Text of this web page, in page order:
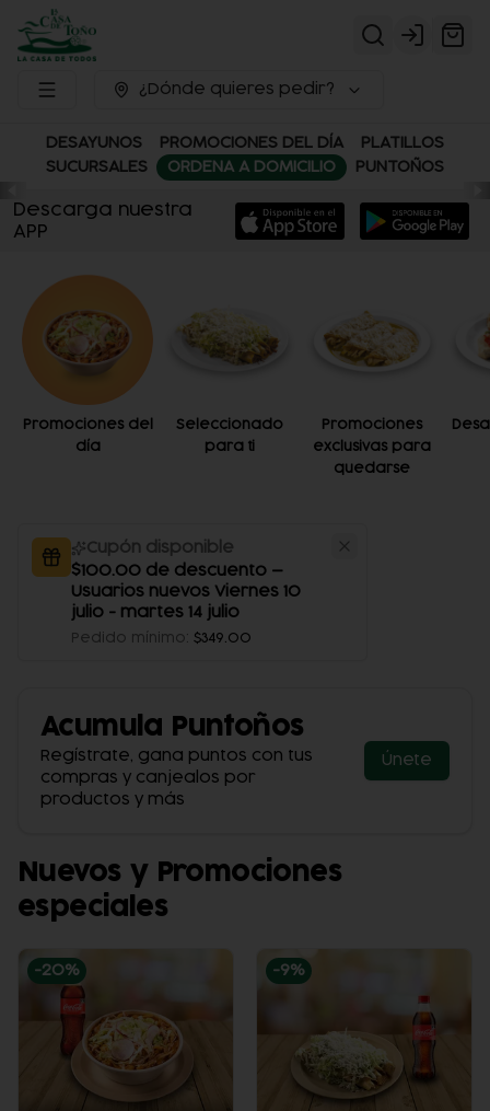
Login
¿Dónde quieres pedir?
DESAYUNOS PROMOCIONES DEL DÍA
PLATILLOS
SUCURSALES
ORDENA A DOMICILIO PUNTOÑOS
Descarga nuestra
APP
Promociones del
día
Seleccionado
para ti
Promociones
exclusivas para
quedarse
Cupón disponible
$100.00 de descuento —
Usuarios nuevos Viernes 10
julio - martes 14 julio
Pedido mínimo: $349.00
Acumula Puntoños
Regístrate, gana puntos con tus
compras y canjealos por
productos y más
Únete
Nuevos y Promociones
especiales
-20% -9%